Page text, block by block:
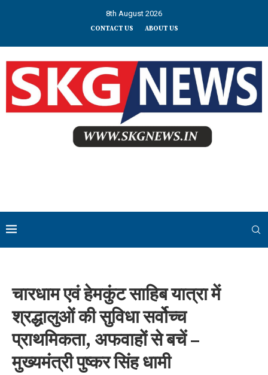
8th August 2026
CONTACT US ABOUT US
चारधाम एवं हेमकुंट साहिब यात्रा में
श्रद्धालुओं की सुविधा सर्वोच्च
प्राथमिकता, अफवाहों से बचें –
मुख्यमंत्री पुष्कर सिंह धामी